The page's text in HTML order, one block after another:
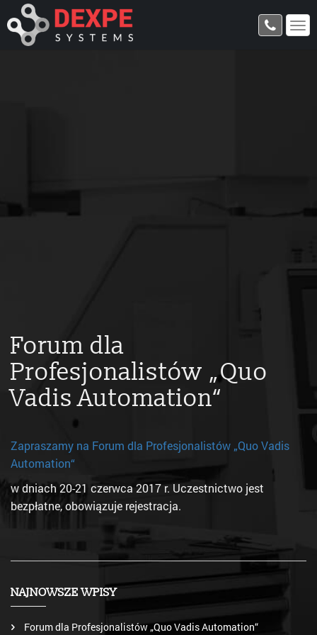
Forum dla
Profesjonalistów „Quo
Vadis Automation“
Zapraszamy na Forum dla Profesjonalistów „Quo Vadis
Automation“
w dniach 20-21 czerwca 2017 r. Uczestnictwo jest
bezpłatne, obowiązuje rejestracja.
NAJNOWSZE WPISY
Forum dla Profesjonalistów „Quo Vadis Automation“